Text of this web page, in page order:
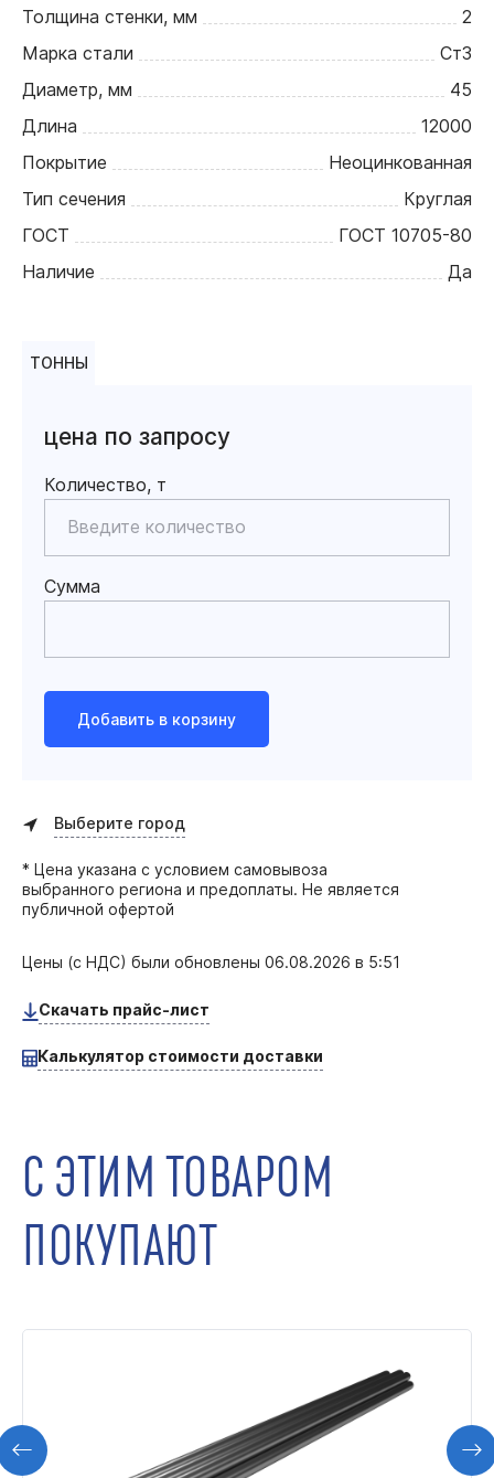
Толщина стенки, мм
2
Марка стали
Ст3
Диаметр, мм
45
Длина
12000
Покрытие
Неоцинкованная
Тип сечения
Круглая
ГОСТ
ГОСТ 10705-80
Наличие
Да
ТОННЫ
цена по запросу
Количество, т
Сумма
Добавить в корзину
Выберите город
* Цена указана с условием самовывоза
выбранного региона и предоплаты. Не является
публичной офертой
Цены (с НДС) были обновлены 06.08.2026 в 5:51
Скачать прайс-лист
Калькулятор стоимости доставки
С ЭТИМ ТОВАРОМ
ПОКУПАЮТ